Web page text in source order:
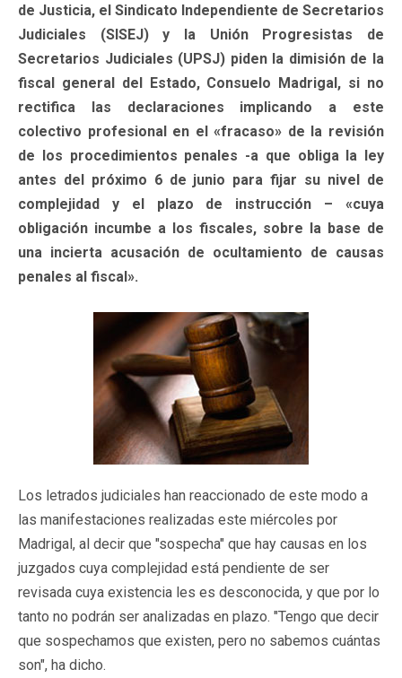
de Justicia, el Sindicato Independiente de Secretarios
Judiciales (SISEJ) y la Unión Progresistas de
Secretarios Judiciales (UPSJ) piden la dimisión de la
fiscal general del Estado, Consuelo Madrigal, si no
rectifica las declaraciones implicando a este
colectivo profesional en el «fracaso» de la revisión
de los procedimientos penales -a que obliga la ley
antes del próximo 6 de junio para fijar su nivel de
complejidad y el plazo de instrucción – «cuya
obligación incumbe a los fiscales, sobre la base de
una incierta acusación de ocultamiento de causas
penales al fiscal».
Los letrados judiciales han reaccionado de este modo a
las manifestaciones realizadas este miércoles por
Madrigal, al decir que "sospecha" que hay causas en los
juzgados cuya complejidad está pendiente de ser
revisada cuya existencia les es desconocida, y que por lo
tanto no podrán ser analizadas en plazo. "Tengo que decir
que sospechamos que existen, pero no sabemos cuántas
son", ha dicho.